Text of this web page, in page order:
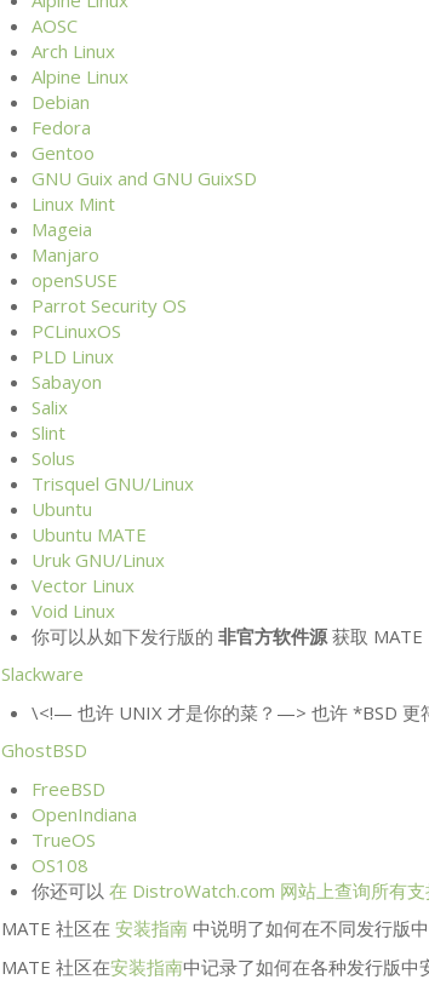
AOSC
Arch Linux
Alpine Linux
Debian
Fedora
Gentoo
GNU Guix and GNU GuixSD
Linux Mint
Mageia
Manjaro
openSUSE
Parrot Security OS
PCLinuxOS
PLD Linux
Sabayon
Salix
Slint
Solus
Trisquel GNU/Linux
Ubuntu
Ubuntu MATE
Uruk GNU/Linux
Vector Linux
Void Linux
你可以从如下发行版的 非官方软件源获取 MATE
Slackware
\<!— 也许 UNIX 才是你的菜？—> 也许 *BSD 更
GhostBSD
FreeBSD
OpenIndiana
TrueOS
OS108
你还可以 在 DistroWatch.com 网站上查询所有
MATE 社区在 安装指南中说明了如何在不同发行版
MATE 社区在安装指南中记录了如何在各种发行版中